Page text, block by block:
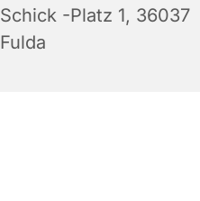
Schick -Platz 1, 36037
Fulda